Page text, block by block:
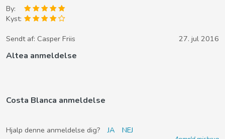
By:
Kyst:
Sendt af: Casper Friis 27. jul 2016
Altea anmeldelse
Costa Blanca anmeldelse
Hjalp denne anmeldelse dig? JA NEJ